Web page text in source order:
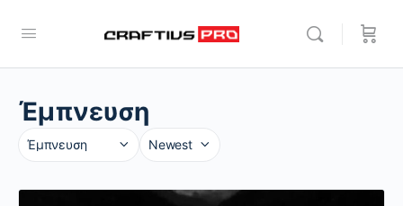
Έμπνευση
Category
Sort